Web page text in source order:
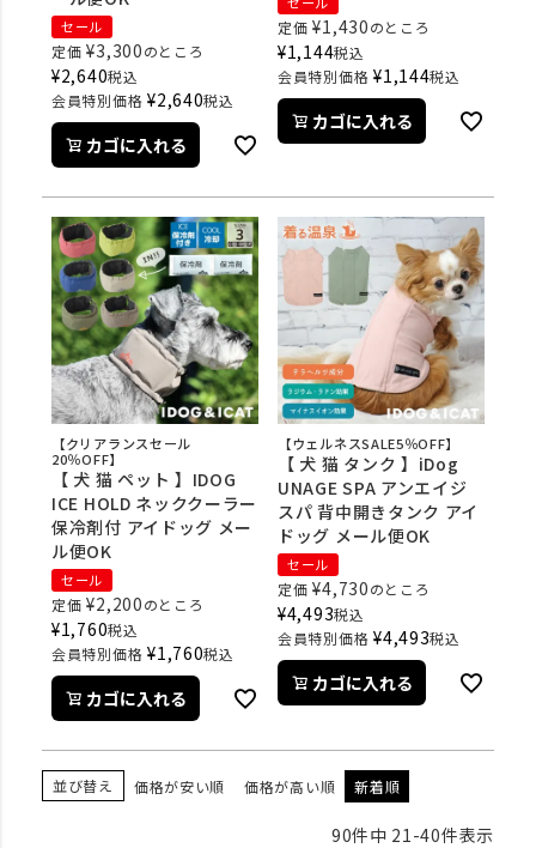
セール
定価 ¥3,300のところ
¥2,640税込
会員特別価格 ¥2,640税込
カゴに入れる
定価 ¥1,430のところ
¥1,144税込
会員特別価格 ¥1,144税込
カゴに入れる
【クリアランスセール
20％OFF】
【 犬 猫 ペット 】IDOG
ICE HOLD ネッククーラー
保冷剤付 アイドッグ メー
ル便OK
セール
定価 ¥2,200のところ
¥1,760税込
会員特別価格 ¥1,760税込
カゴに入れる
【ウェルネスSALE5％OFF】
【 犬 猫 タンク 】iDog
UNAGE SPA アンエイジ
スパ 背中開きタンク アイ
ドッグ メール便OK
セール
定価 ¥4,730のところ
¥4,493税込
会員特別価格 ¥4,493税込
カゴに入れる
並び替え 価格が安い順 価格が高い順 新着順
90件中 21 -40件表示